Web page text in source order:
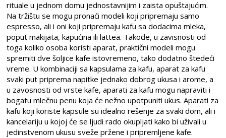
rituale u jednom domu jednostavnijim i zaista opuštajućim.
Na tržištu se mogu pronaći modeli koji pripremaju samo
espresso, ali i oni koji pripremaju kafu sa dodacima mleka,
poput makijata, kapućina ili lattea. Takođe, u zavisnosti od
toga koliko osoba koristi aparat, praktični modeli mogu
spremiti dve šoljice kafe istovremeno, tako dodatno štedeći
vreme. U kombinaciji sa kapsulama za kafu, aparat za kafu
svaki put priprema napitke jednako dobrog ukusa i arome, a
u zavosnosti od vrste kafe, aparati za kafu mogu napraviti i
bogatu mlečnu penu koja će nežno upotpuniti ukus. Aparati za
kafu koji koriste kapsule su idealno rešenje za svaki dom, ali i
kancelariju u kojoj će se ljudi rado okupljati kako bi uživali u
jedinstvenom ukusu sveže pržene i pripremljene kafe.